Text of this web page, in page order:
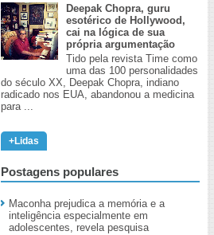
Deepak Chopra, guru
esotérico de Hollywood,
cai na lógica de sua
própria argumentação
Tido pela revista Time como
uma das 100 personalidades
do século XX, Deepak Chopra, indiano
radicado nos EUA, abandonou a medicina
para ...
+Lidas
Postagens populares
Maconha prejudica a memória e a
inteligência especialmente em
adolescentes, revela pesquisa